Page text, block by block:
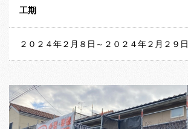
工期
２０２４年２月８日～２０２４年２月２９日